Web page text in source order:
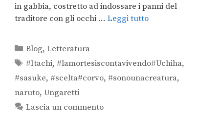
in gabbia, costretto ad indossare i panni del
traditore con gli occhi … Leggi tutto
Blog,Letteratura
#Itachi, #lamortesiscontavivendo#Uchiha,
#sasuke, #scelta#corvo, #sonounacreatura,
naruto, Ungaretti
Lascia un commento